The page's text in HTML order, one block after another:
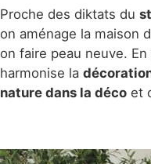
Proche des diktats du
on aménage la maison
on faire peau neuve.
harmonise la
nature dans la déco et